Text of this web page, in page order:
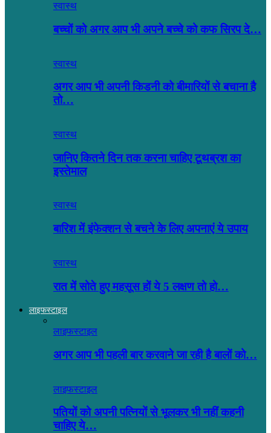
स्वास्थ
बच्चों को अगर आप भी अपने बच्चे को कफ सिरप दे…
स्वास्थ
अगर आप भी अपनी किडनी को बीमारियों से बचाना है
तो…
स्वास्थ
जानिए कितने दिन तक करना चाहिए टूथब्रश का
इस्तेमाल
स्वास्थ
बारिश में इंफेक्शन से बचने के लिए अपनाएं ये उपाय
स्वास्थ
रात में सोते हुए महसूस हों ये 5 लक्षण तो हो…
लाइफस्टाइल
लाइफस्टाइल
अगर आप भी पहली बार करवाने जा रही है बालों को…
लाइफस्टाइल
पतियों को अपनी पत्नियों से भूलकर भी नहीं कहनी
चाहिए ये…